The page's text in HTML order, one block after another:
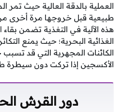
العملية بالدقة العالية حيث تمر
طبيعية قبل خروجها مرة أخرى من
هذه الآلية في التغذية تضمن
الغذائية البحرية؛ حيث يمنع
الكائنات المجهرية التي قد
الأكسجين إذا تركت دون سيطرة
دور القرش